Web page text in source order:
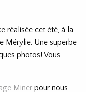
réalisée cet été, à la
Mérylie. Une superbe
photos! Vous
Miner pour nous